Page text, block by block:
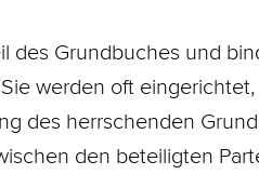
des Grundbuches und
werden oft
des herrschenden
den beteiligten